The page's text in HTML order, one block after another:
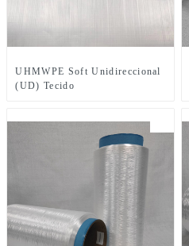
UHMWPE Soft Unidireccional
(UD) Tecido